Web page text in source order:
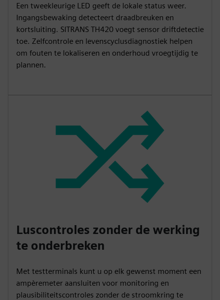
Een tweekleurige LED geeft de lokale status weer.
Ingangsbewaking detecteert draadbreuken en
kortsluiting. SITRANS TH420 voegt sensor driftdetectie
toe. Zelfcontrole en levenscyclusdiagnostiek helpen
om fouten te lokaliseren en onderhoud vroegtijdig te
plannen.
Luscontroles zonder de werking
te onderbreken
Met testterminals kunt u op elk gewenst moment een
ampèremeter aansluiten voor monitoring en
plausibiliteitscontroles zonder de stroomkring te